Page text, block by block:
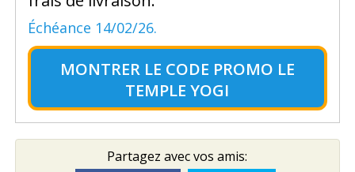
Échéance 14/02/26.
MONTRER LE CODE PROMO LE
TEMPLE YOGI
Partagez avec vos amis: